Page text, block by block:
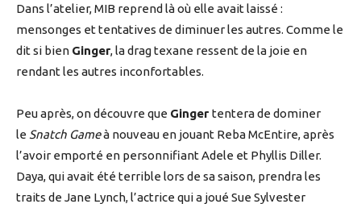
Dans l’atelier, MIB reprend là où elle avait laissé :
mensonges et tentatives de diminuer les autres. Comme le
dit si bien Ginger, la drag texane ressent de la joie en
rendant les autres inconfortables.
Peu après, on découvre que Ginger tentera de dominer
le Snatch Gameà nouveau en jouant Reba McEntire, après
l’avoir emporté en personnifiant Adele et Phyllis Diller.
Daya, qui avait été terrible lors de sa saison, prendra les
traits de Jane Lynch, l’actrice qui a joué Sue Sylvester